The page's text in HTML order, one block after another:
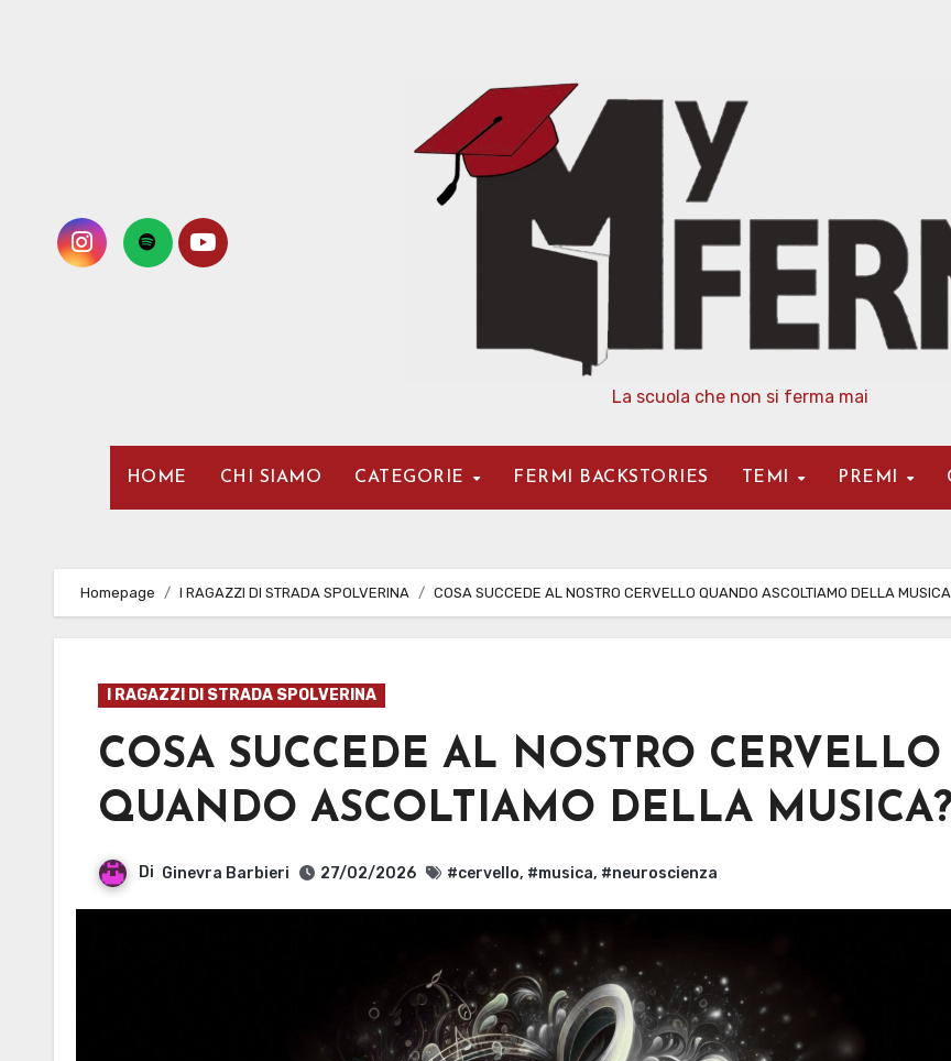
La scuola che non si ferma mai
HOME CHI SIAMO CATEGORIE FERMI BACKSTORIES TEMI PREMI
Homepage I RAGAZZI DI STRADA SPOLVERINA COSA SUCCEDE AL NOSTRO CERVELLO QUANDO ASCOLTIAMO DELLA
I RAGAZZI DI STRADA SPOLVERINA
COSA SUCCEDE AL NOSTRO CERVELLO
QUANDO ASCOLTIAMO DELLA MUSICA?
Di Ginevra Barbieri 27/02/2026 #cervello, #musica, #neuroscienza